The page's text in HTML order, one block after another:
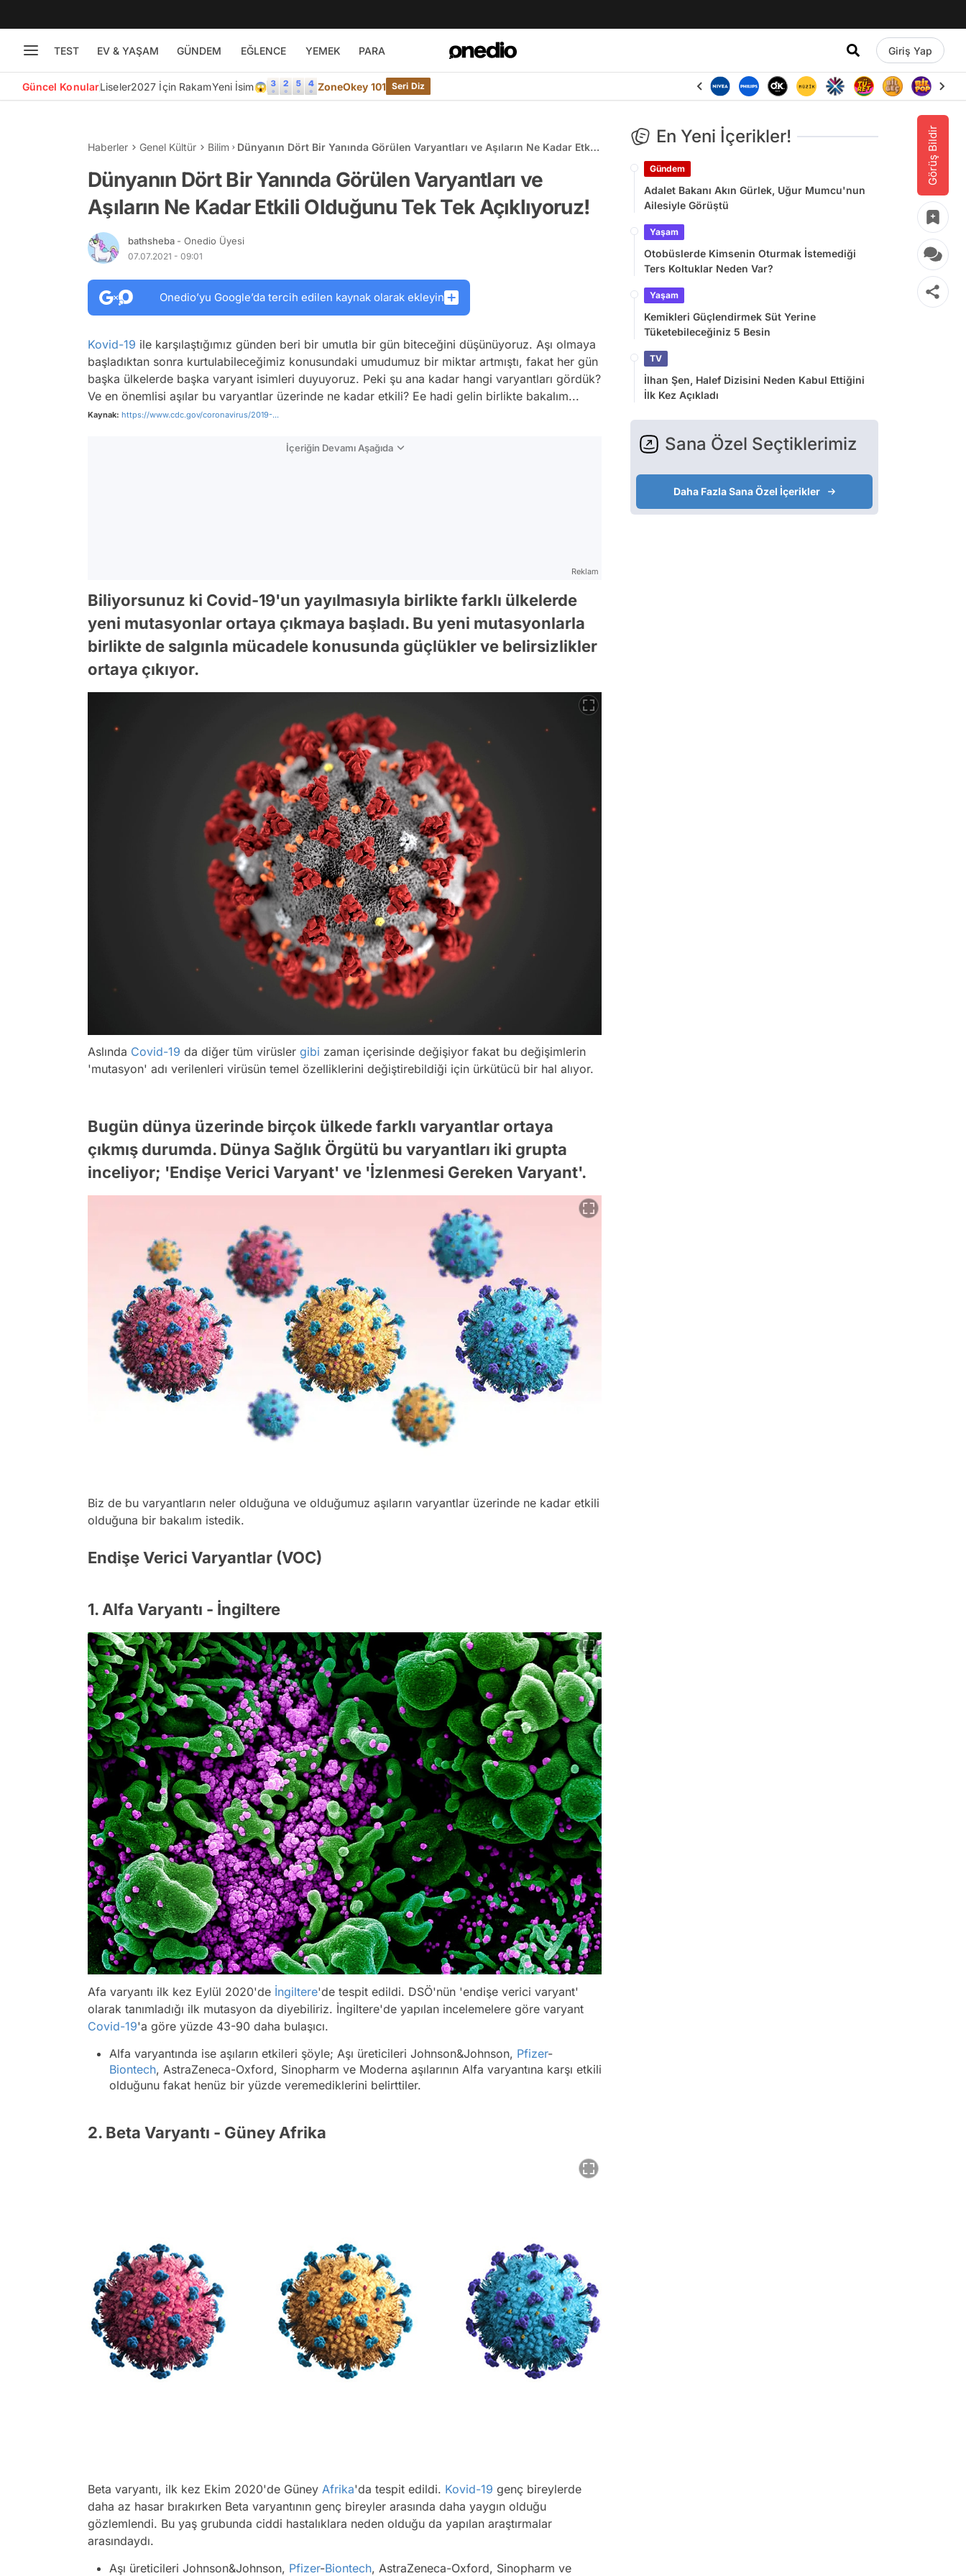
TEST EV & YAŞAM GÜNDEM EĞLENCE YEMEK PARA Giriş Yap
Güncel KonularLiseler2027 İçin RakamYeni İsim😱 ZoneOkey 101 Seri Diz
Görüş Bildir
Haberler Genel Kültür Bilim
Dünyanın Dört Bir Yanında Görülen Varyantları ve Aşıların Ne Kadar Etkili
Dünyanın Dört Bir Yanında Görülen Varyantları ve
Aşıların Ne Kadar Etkili Olduğunu Tek Tek Açıklıyoruz!
bathsheba - Onedio Üyesi
07.07.2021 - 09:01
Onedio’yu Google’da tercih edilen kaynak olarak ekleyin
Kovid-19 ile karşılaştığımız günden beri bir umutla bir gün biteceğini düşünüyoruz. Aşı olmaya
başladıktan sonra kurtulabileceğimiz konusundaki umudumuz bir miktar artmıştı, fakat her gün
başka ülkelerde başka varyant isimleri duyuyoruz. Peki şu ana kadar hangi varyantları gördük?
Ve en önemlisi aşılar bu varyantlar üzerinde ne kadar etkili? Ee hadi gelin birlikte bakalım...
Kaynak: https://www.cdc.gov/coronavirus/2019-...
İçeriğin Devamı Aşağıda
Reklam
Biliyorsunuz ki Covid-19'un yayılmasıyla birlikte farklı ülkelerde
yeni mutasyonlar ortaya çıkmaya başladı. Bu yeni mutasyonlarla
birlikte de salgınla mücadele konusunda güçlükler ve belirsizlikler
ortaya çıkıyor.
Aslında Covid-19 da diğer tüm virüsler gibi zaman içerisinde değişiyor fakat bu değişimlerin
'mutasyon' adı verilenleri virüsün temel özelliklerini değiştirebildiği için ürkütücü bir hal alıyor.
Bugün dünya üzerinde birçok ülkede farklı varyantlar ortaya
çıkmış durumda. Dünya Sağlık Örgütü bu varyantları iki grupta
inceliyor; 'Endişe Verici Varyant' ve 'İzlenmesi Gereken Varyant'.
Biz de bu varyantların neler olduğuna ve olduğumuz aşıların varyantlar üzerinde ne kadar etkili
olduğuna bir bakalım istedik.
Endişe Verici Varyantlar (VOC)
1. Alfa Varyantı - İngiltere
Afa varyantı ilk kez Eylül 2020'de İngiltere'de tespit edildi. DSÖ'nün 'endişe verici varyant'
olarak tanımladığı ilk mutasyon da diyebiliriz. İngiltere'de yapılan incelemelere göre varyant
Covid-19'a göre yüzde 43-90 daha bulaşıcı.
Alfa varyantında ise aşıların etkileri şöyle; Aşı üreticileri Johnson&Johnson, Pfizer-
Biontech, AstraZeneca-Oxford, Sinopharm ve Moderna aşılarının Alfa varyantına karşı etkili
olduğunu fakat henüz bir yüzde veremediklerini belirttiler.
2. Beta Varyantı - Güney Afrika
Beta varyantı, ilk kez Ekim 2020'de Güney Afrika'da tespit edildi. Kovid-19 genç bireylerde
daha az hasar bırakırken Beta varyantının genç bireyler arasında daha yaygın olduğu
gözlemlendi. Bu yaş grubunda ciddi hastalıklara neden olduğu da yapılan araştırmalar
arasındaydı.
Aşı üreticileri Johnson&Johnson, Pfizer-Biontech, AstraZeneca-Oxford, Sinopharm ve
En Yeni İçerikler!
Gündem
Adalet Bakanı Akın Gürlek, Uğur Mumcu'nun
Ailesiyle Görüştü
Yaşam
Otobüslerde Kimsenin Oturmak İstemediği
Ters Koltuklar Neden Var?
Yaşam
Kemikleri Güçlendirmek Süt Yerine
Tüketebileceğiniz 5 Besin
TV
İlhan Şen, Halef Dizisini Neden Kabul Ettiğini
İlk Kez Açıkladı
Sana Özel Seçtiklerimiz
Daha Fazla Sana Özel İçerikler